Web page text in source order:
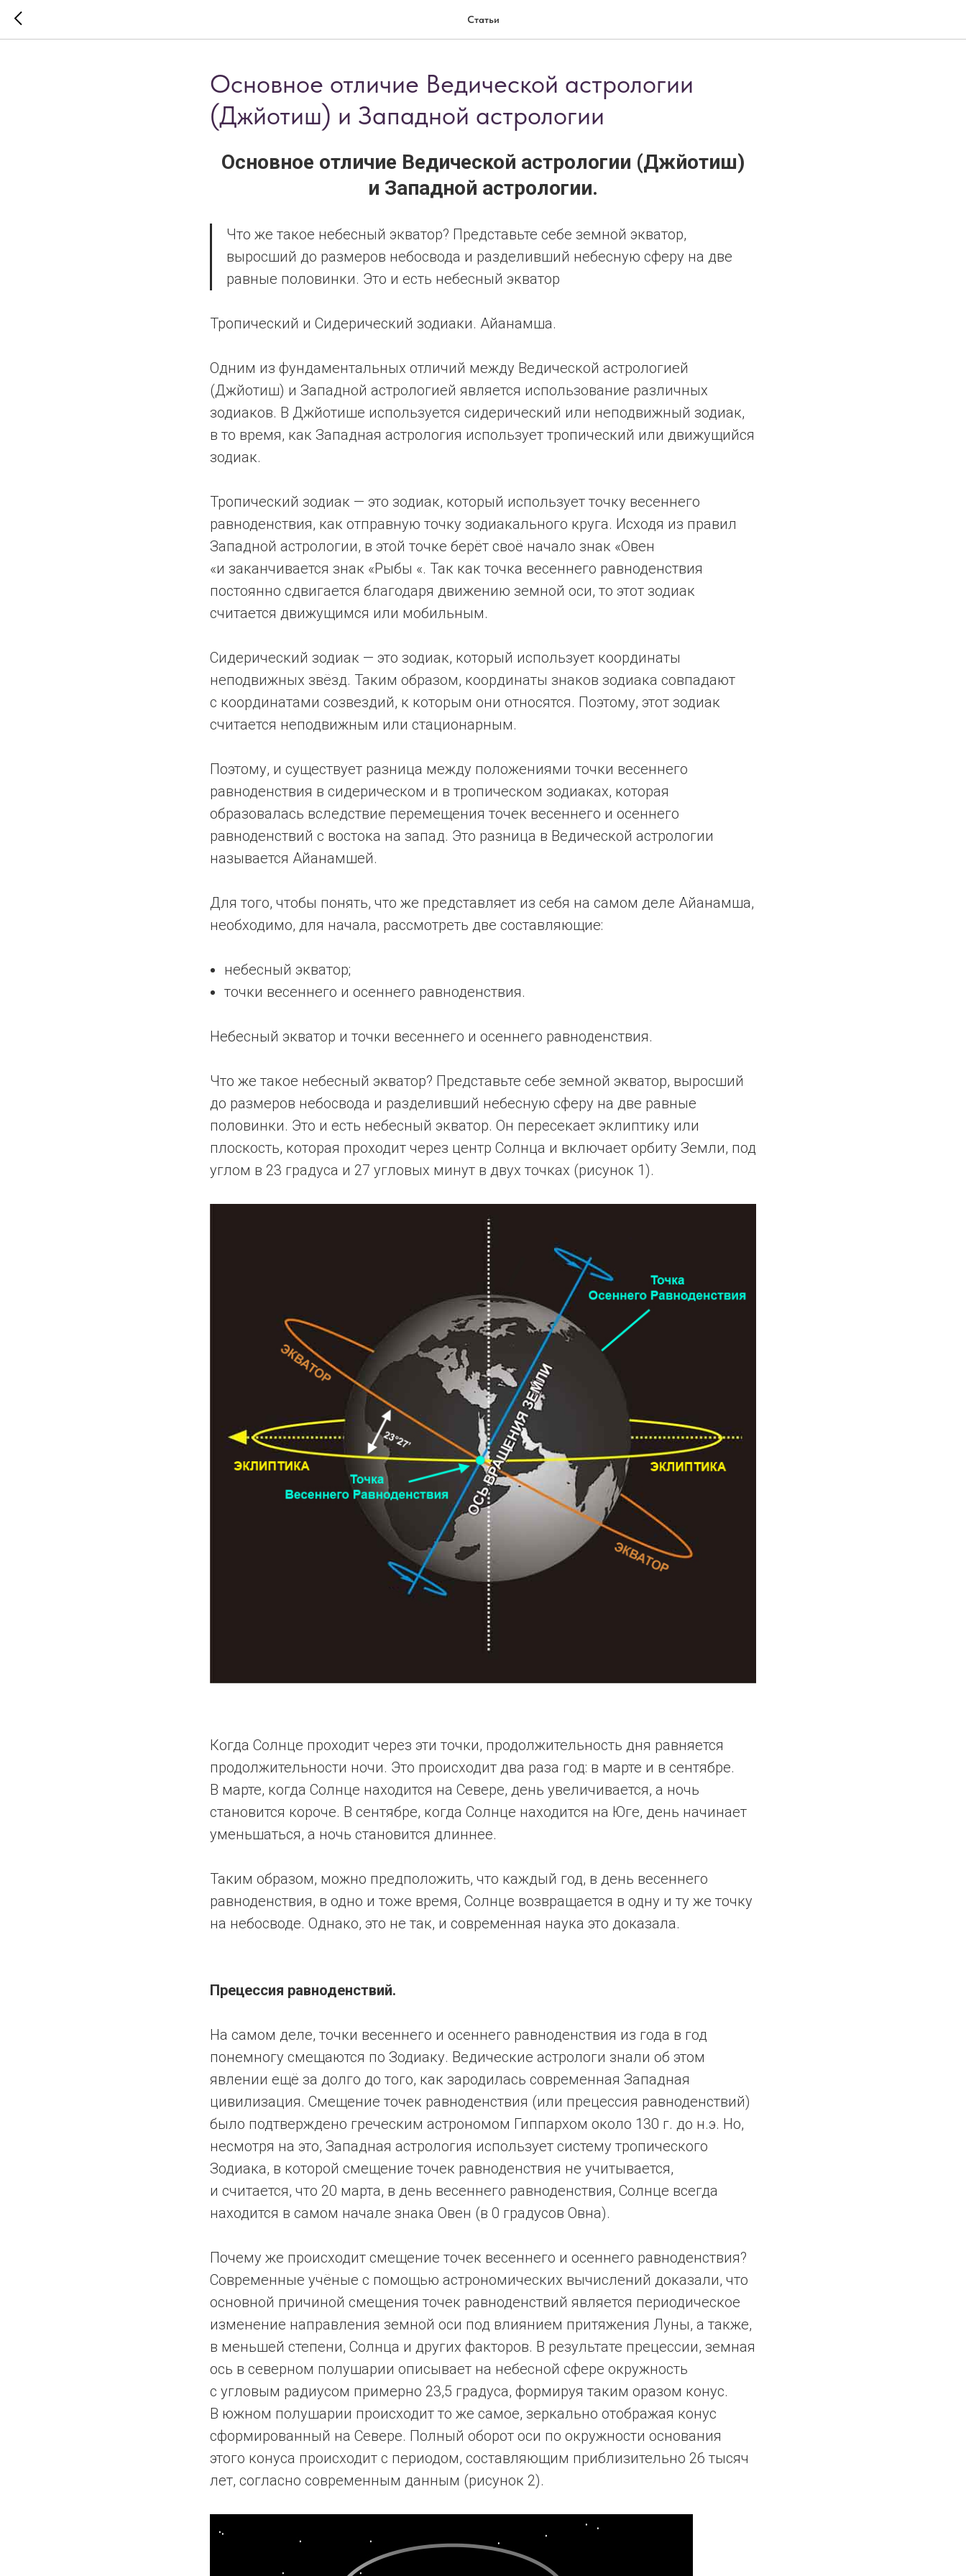
Статьи
Основное отличие Ведической aстрологии
(Джйотиш) и Западной aстрологии
Основное отличие Ведической aстрологии (Джйотиш)
и Западной aстрологии.
Что же такое небесный экватор? Представьте себе земной экватор,
выросший до размеров небосвода и разделивший небесную сферу на две
равные половинки. Это и есть небесный экватор
Тропический и Сидерический зодиаки. Айанамшa.
Одним из фундаментальных отличий между Ведической aстрологией
(Джйотиш) и Западной aстрологией является использование различных
зодиаков. В Джйотише используется сидерический или неподвижный зодиак,
в то время, как Западная астрология использует тропический или движущийся
зодиак.
Тропический зодиак — это зодиак, который использует точку весеннего
равноденствия, как отправную точку зодиакального круга. Исходя из правил
Западной астрологии, в этой точке берёт своё начало знак «Овен
«и заканчивается знак «Рыбы «. Так как точка весеннего равноденствия
постоянно сдвигается благодаря движению земной оси, то этот зодиак
считается движущимся или мобильным.
Сидерический зодиак — это зодиак, который использует координаты
неподвижных звёзд. Таким образом, координаты знаков зодиака совпадают
с координатами созвездий, к которым они относятся. Поэтому, этот зодиак
считается неподвижным или стационарным.
Поэтому, и существует разница между положениями точки весеннего
равноденствия в сидерическом и в тропическом зодиаках, которая
образовалась вследствие перемещения точек весеннего и осеннего
равноденствий с востока на запад. Это разница в Ведической астрологии
называется Айанамшей.
Для того, чтобы понять, что же представляет из себя на самом деле Айанамша,
необходимо, для начала, рассмотреть две составляющие:
небесный экватор;
точки весеннего и осеннего равноденствия.
Hебесный экватор и точки весеннего и осеннего равноденствия.
Что же такое небесный экватор? Представьте себе земной экватор, выросший
до размеров небосвода и разделивший небесную сферу на две равные
половинки. Это и есть небесный экватор. Он пересекает эклиптику или
плоскость, которая проходит через центр Солнца и включает орбиту Земли, под
углом в 23 градуса и 27 угловых минут в двух точках (рисунок 1).
Когда Солнце проходит через эти точки, продолжительность дня равняется
продолжительности ночи. Это происходит два раза год: в марте и в сентябре.
B марте, когда Солнце находится на Севере, день увеличиваeтся, а ночь
становится короче. B сентябре, когда Солнце находится на Юге, день начинает
уменьшаться, а ночь становится длиннее.
Таким образом, можно предположить, что каждый год, в день весеннего
равноденствия, в одно и тоже время, Солнце возвращается в одну и ту же точку
на небосводе. Однако, это не так, и современная наука это доказала.
Прецессия равноденствий.
На самом деле, точки весеннего и осеннего равноденствия из года в год
понемногу смещаются по Зодиаку. Ведические aстрологи знали об этом
явлении ещё за долго до того, как зародилась современная Западная
цивилизация. Смещение точек равноденствия (или прецессия равноденствий)
былo подтвержденo греческим астрономом Гиппархом около 130 г. до н.э. Но,
несмотря на это, Западная aстрология использует систему тропического
Зодиака, в которой смещение точек равноденствия не учитывается,
и считается, что 20 марта, в день весеннего равноденствия, Солнце всегда
находится в самом начале знака Овен (в 0 градусов Овна).
Почему же происходит смещение точек весеннего и осеннего равноденствия?
Современные учёные с помощью астрономических вычислений доказали, что
основной причиной смещения точек равноденствий является периодическое
изменение направления земной оси под влиянием притяжения Луны, а также,
в меньшей степени, Солнца и других факторов. В результате прецессии, земная
ось в северном полушарии описывает на небесной сфере окружность
с угловым радиусом примерно 23,5 градуса, формируя таким оразом конус.
В южном полушарии происходит то же самое, зеркально отображая конус
сформированный на Севере. Полный оборот оси по окружности основания
этого конуса происходит с периодом, составляющим приблизительно 26 тысяч
лет, согласно современным данным (pисунок 2).